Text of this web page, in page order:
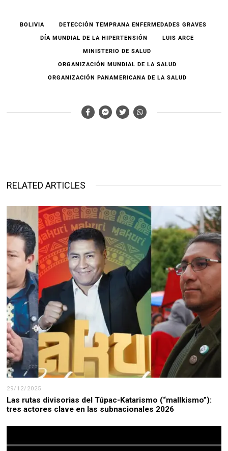
BOLIVIA
DETECCIÓN TEMPRANA ENFERMEDADES GRAVES
DÍA MUNDIAL DE LA HIPERTENSIÓN
LUIS ARCE
MINISTERIO DE SALUD
ORGANIZACIÓN MUNDIAL DE LA SALUD
ORGANIZACIÓN PANAMERICANA DE LA SALUD
RELATED ARTICLES
29/12/2025
Las rutas divisorias del Túpac-Katarismo (“mallkismo”):
tres actores clave en las subnacionales 2026